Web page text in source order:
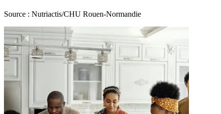
Source : Nutriactis/CHU Rouen-Normandie